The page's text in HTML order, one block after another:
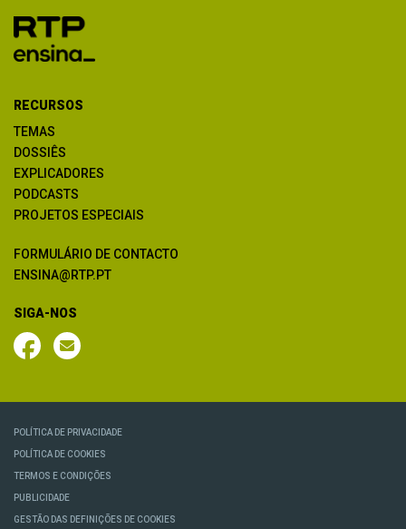
RECURSOS
TEMAS
DOSSIÊS
EXPLICADORES
PODCASTS
PROJETOS ESPECIAIS
FORMULÁRIO DE CONTACTO
ENSINA@RTP.PT
SIGA-NOS
POLÍTICA DE PRIVACIDADE
POLÍTICA DE COOKIES
TERMOS E CONDIÇÕES
PUBLICIDADE
GESTÃO DAS DEFINIÇÕES DE COOKIES